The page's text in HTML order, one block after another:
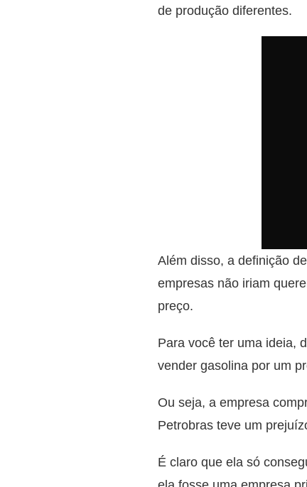
de produção diferentes.
Além disso, a definição
empresas não iriam
preço.
Para você ter uma ideia,
vender gasolina por um
Ou seja, a empresa
Petrobras teve um
É claro que ela só